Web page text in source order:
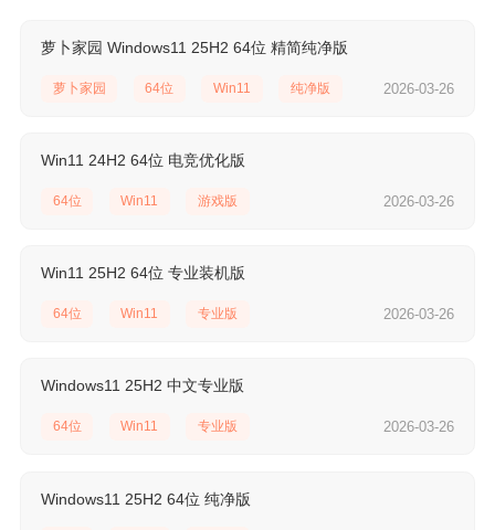
萝卜家园 Windows11 25H2 64位 精简纯净版
萝卜家园 64位 Win11 纯净版 2026-03-26
Win11 24H2 64位 电竞优化版
64位 Win11 游戏版 2026-03-26
Win11 25H2 64位 专业装机版
64位 Win11 专业版 2026-03-26
Windows11 25H2 中文专业版
64位 Win11 专业版 2026-03-26
Windows11 25H2 64位 纯净版